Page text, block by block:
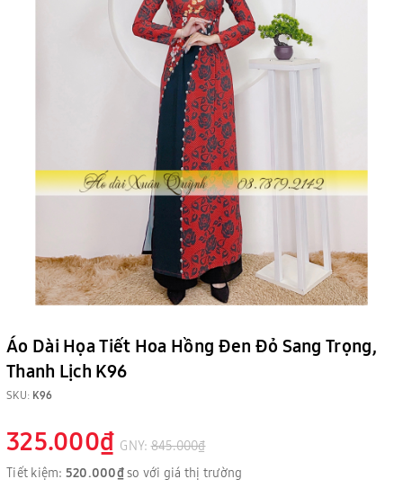
Áo Dài Họa Tiết Hoa Hồng Đen Đỏ Sang Trọng,
Thanh Lịch K96
SKU: K96
325.000₫ GNY:845.000₫
Tiết kiệm: 520.000₫so với giá thị trường